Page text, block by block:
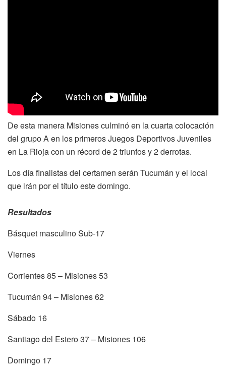
De esta manera Misiones culminó en la cuarta colocación
del grupo A en los primeros Juegos Deportivos Juveniles
en La Rioja con un récord de 2 triunfos y 2 derrotas.
Los día finalistas del certamen serán Tucumán y el local
que irán por el título este domingo.
Resultados
Básquet masculino Sub-17
Viernes
Corrientes 85 – Misiones 53
Tucumán 94 – Misiones 62
Sábado 16
Santiago del Estero 37 – Misiones 106
Domingo 17